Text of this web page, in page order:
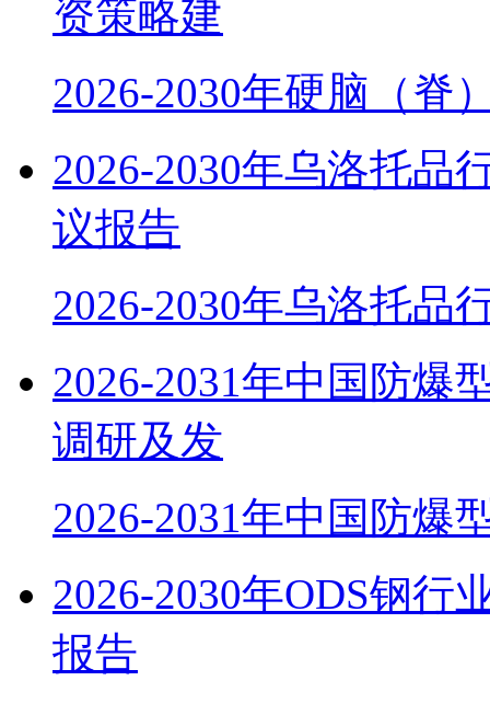
资策略建
2026-2030年硬脑（脊
2026-2030年乌洛托品
议报告
2026-2030年乌洛托品
2026-2031年中国防爆
调研及发
2026-2031年中国防爆
2026-2030年ODS钢行
报告